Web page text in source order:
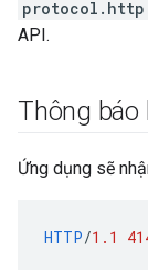
API.
Thông báo
Ứng dụng sẽ
HTTP/1.1